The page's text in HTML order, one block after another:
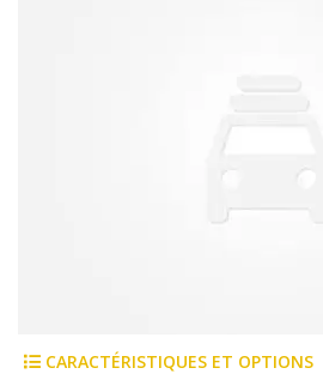
CARACTÉRISTIQUES ET OPTIONS